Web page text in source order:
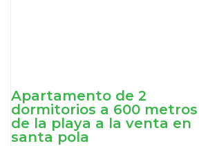
Apartamento de 2
dormitorios a 600 metros
de la playa a la venta en
santa pola